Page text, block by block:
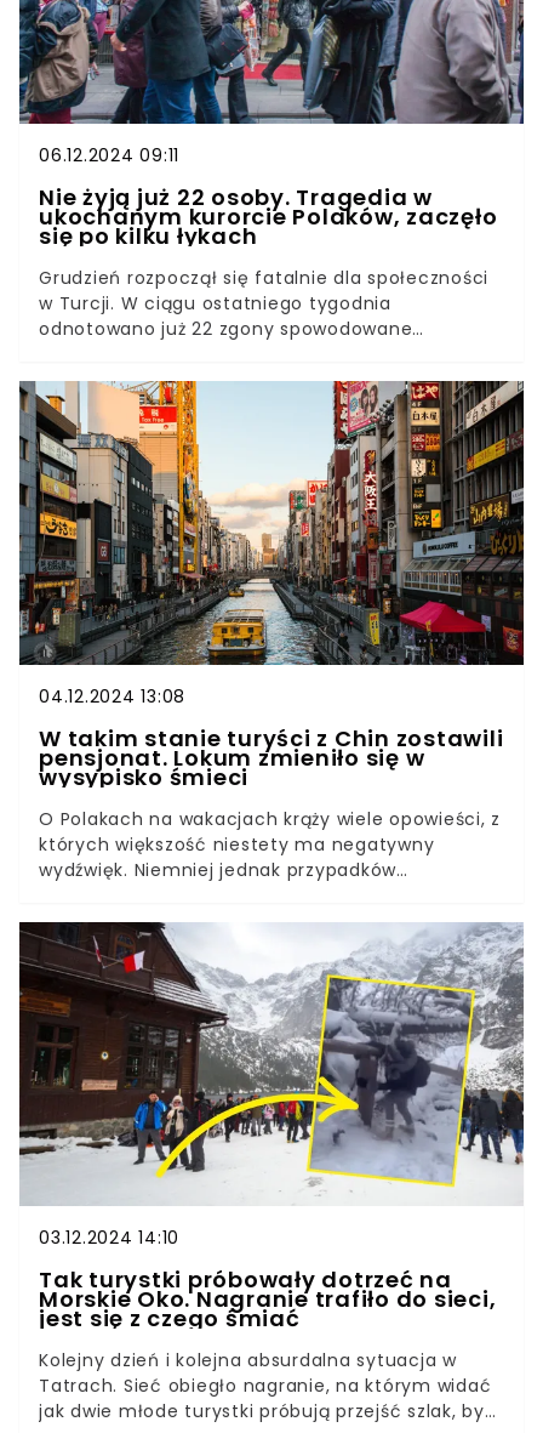
06.12.2024 09:11
Nie żyją już 22 osoby. Tragedia w
ukochanym kurorcie Polaków, zaczęło
się po kilku łykach
Grudzień rozpoczął się fatalnie dla społeczności
w Turcji. W ciągu ostatniego tygodnia
odnotowano już 22 zgony spowodowane
Na razie policja zatrzymała 19 podejrzanych.
Turyści narażeni są szczególnie w okresie
sylwestrowym.
04.12.2024 13:08
W takim stanie turyści z Chin zostawili
pensjonat. Lokum zmieniło się w
wysypisko śmieci
O Polakach na wakacjach krąży wiele opowieści, z
których większość niestety ma negatywny
wydźwięk. Niemniej jednak przypadków
turystów z innych krajów również nie brakuje. Tym
razem mediami społecznościowymi wstrząsnęła
historia turystów z Chin, którzy uczynili istne
śmietnisko z pensjonatu. Właściciel obiektu był
zmuszony do czasowego zawieszenia
działalności.
03.12.2024 14:10
Tak turystki próbowały dotrzeć na
Morskie Oko. Nagranie trafiło do sieci,
jest się z czego śmiać
Kolejny dzień i kolejna absurdalna sytuacja w
Tatrach. Sieć obiegło nagranie, na którym widać
jak dwie młode turystki próbują przejść szlak, by